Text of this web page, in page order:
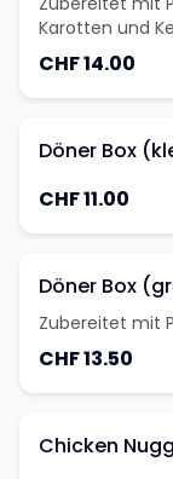
Karotten und
CHF 14.00
Döner Box
CHF 11.00
Döner Box
Zubereitet mit
CHF 13.50
Chicken